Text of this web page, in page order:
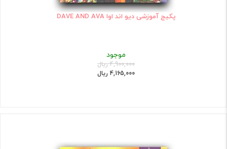
پکیج آموزشی دیو اند اوا DAVE AND AVA
موجود
4,900,000 ریال
4,165,000 ریال